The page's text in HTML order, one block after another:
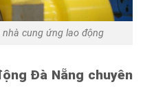
cung ứng lao động
Đà Nẵng chuyên